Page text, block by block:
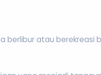
berlibur atau